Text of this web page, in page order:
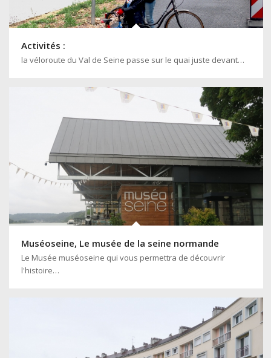
Activités :
la véloroute du Val de Seine passe sur le quai juste devant…
Muséoseine, Le musée de la seine normande
Le Musée muséoseine qui vous permettra de découvrir
l'histoire…